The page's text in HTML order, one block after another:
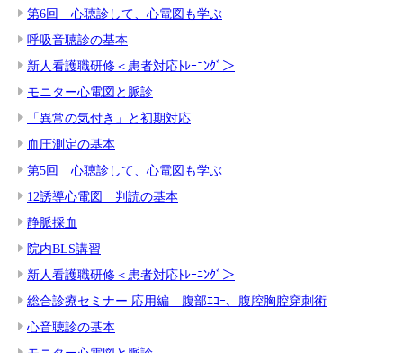
第6回 心聴診して、心電図も学ぶ
呼吸音聴診の基本
新人看護職研修＜患者対応ﾄﾚｰﾆﾝｸﾞ＞
モニター心電図と脈診
「異常の気付き」と初期対応
血圧測定の基本
第5回 心聴診して、心電図も学ぶ
12誘導心電図 判読の基本
静脈採血
院内BLS講習
新人看護職研修＜患者対応ﾄﾚｰﾆﾝｸﾞ＞
総合診療セミナー 応用編 腹部ｴｺｰ、腹腔胸腔穿刺術
心音聴診の基本